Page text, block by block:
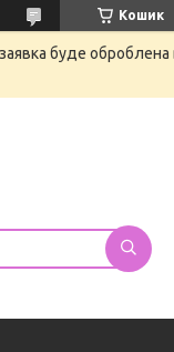
Кошик
буде